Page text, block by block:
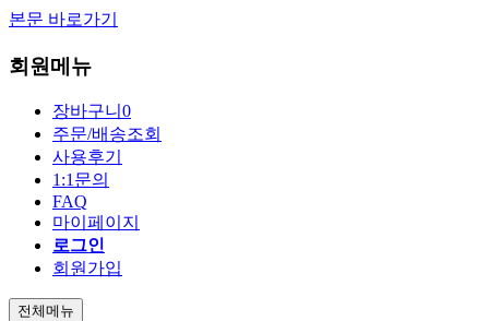
본문 바로가기
회원메뉴
장바구니 0
주문/배송조회
사용후기
1:1문의
FAQ
마이페이지
로그인
회원가입
전체메뉴